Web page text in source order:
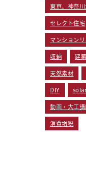
東京、神奈
セレクト住宅
マンション
収納 建
天然素材
DIY
動画・大工
消費増税